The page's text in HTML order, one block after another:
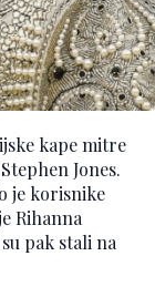
kape mitre
Jones.
je korisnike
Rihanna
pak stali na